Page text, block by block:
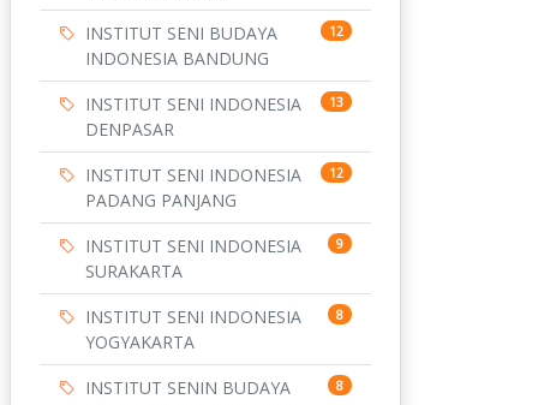
INSTITUT SENI BUDAYA
INDONESIA BANDUNG
12
INSTITUT SENI INDONESIA
DENPASAR
13
INSTITUT SENI INDONESIA
PADANG PANJANG
12
INSTITUT SENI INDONESIA
SURAKARTA
9
INSTITUT SENI INDONESIA
YOGYAKARTA
8
INSTITUT SENIN BUDAYA
8